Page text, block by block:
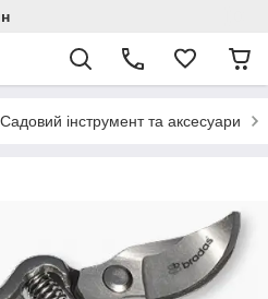
Садовий інструмент та аксесуари